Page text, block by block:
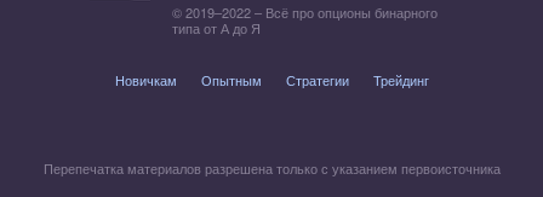
© 2019–2022 – Всё про опционы бинарного
типа от А до Я
Новичкам Опытным Стратегии Трейдинг
Перепечатка материалов разрешена только с указанием первоисточника